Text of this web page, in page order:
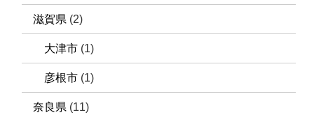
滋賀県 (2)
大津市 (1)
彦根市 (1)
奈良県 (11)